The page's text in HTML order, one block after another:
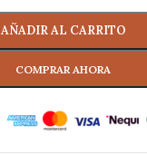
AÑADIR AL CARRITO